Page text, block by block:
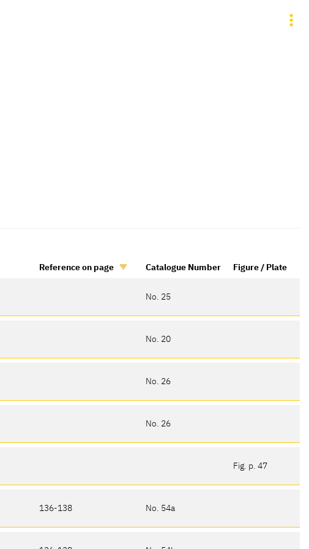
Reference on page Catalogue Number Figure / Plate
No. 25
No. 20
No. 26
No. 26
Fig. p. 47
136-138 No. 54a